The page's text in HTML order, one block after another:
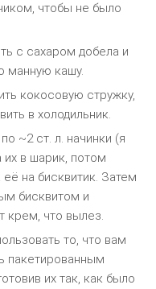
чтобы не было
с сахаром добела и
манную кашу.
кокосовую стружку,
в холодильник.
~2 ст. л. начинки (я
их в шарик, потом
на бисквитик. Затем
бисквитом и
крем, что вылез.
то, что вам
пакетированным
их так, как было